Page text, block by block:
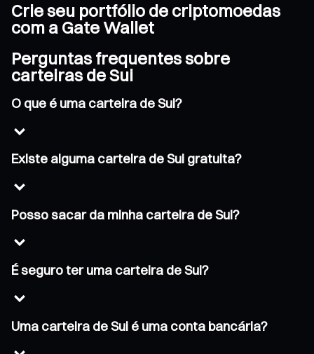
Crie seu portfólio de criptomoedas
com a Gate Wallet
Perguntas frequentes sobre
carteiras de Sui
O que é uma carteira de Sui?
Existe alguma carteira de Sui gratuita?
Posso sacar da minha carteira de Sui?
É seguro ter uma carteira de Sui?
Uma carteira de Sui é uma conta bancária?